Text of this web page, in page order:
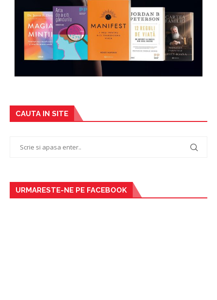
CAUTA IN SITE
URMARESTE-NE PE FACEBOOK